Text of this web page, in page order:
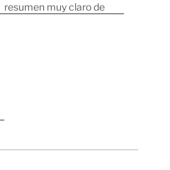
resumen muy claro de